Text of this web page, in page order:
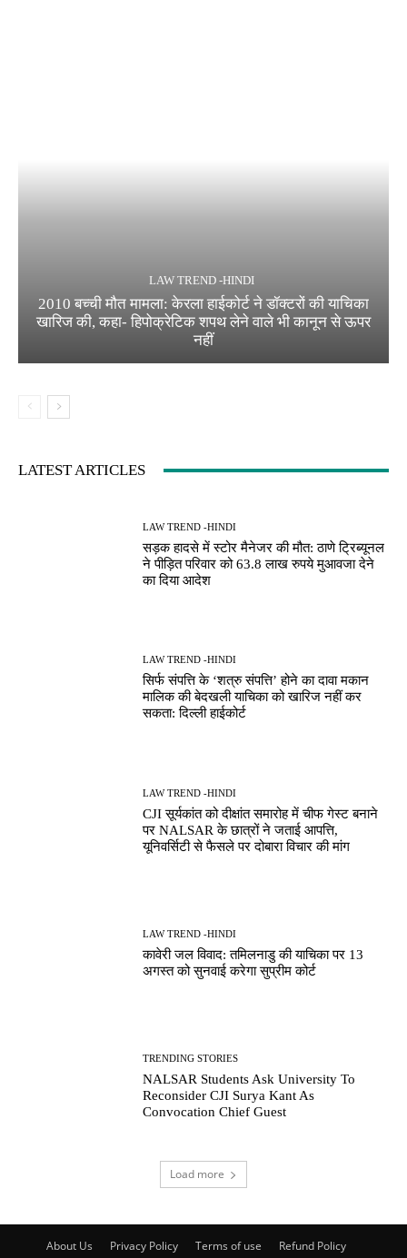
LAW TREND -HINDI
2010 बच्ची मौत मामला: केरला हाईकोर्ट ने डॉक्टरों की याचिका
खारिज की, कहा- हिपोक्रेटिक शपथ लेने वाले भी कानून से ऊपर
नहीं
LATEST ARTICLES
LAW TREND -HINDI
सड़क हादसे में स्टोर मैनेजर की मौत: ठाणे ट्रिब्यूनल
ने पीड़ित परिवार को 63.8 लाख रुपये मुआवजा देने
का दिया आदेश
LAW TREND -HINDI
सिर्फ संपत्ति के ‘शत्रु संपत्ति’ होने का दावा मकान
मालिक की बेदखली याचिका को खारिज नहीं कर
सकता: दिल्ली हाईकोर्ट
LAW TREND -HINDI
CJI सूर्यकांत को दीक्षांत समारोह में चीफ गेस्ट बनाने
पर NALSAR के छात्रों ने जताई आपत्ति,
यूनिवर्सिटी से फैसले पर दोबारा विचार की मांग
LAW TREND -HINDI
कावेरी जल विवाद: तमिलनाडु की याचिका पर 13
अगस्त को सुनवाई करेगा सुप्रीम कोर्ट
TRENDING STORIES
NALSAR Students Ask University To
Reconsider CJI Surya Kant As
Convocation Chief Guest
Load more
About Us Privacy Policy Terms of use
Refund Policy